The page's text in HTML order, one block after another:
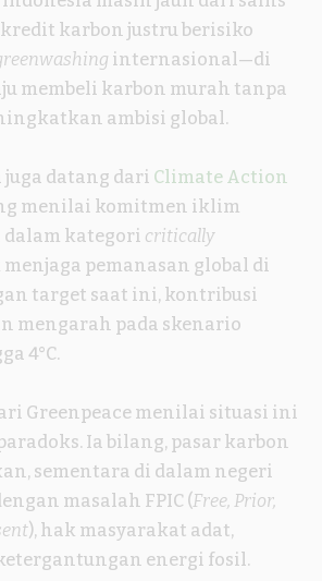
karbon justru berisiko
internasional—di
membeli karbon murah tanpa
ambisi global.
datang dari Climate Action
menilai komitmen iklim
dalam kategori critically
pemanasan global di
target saat ini, kontribusi
mengarah pada skenario
4°C.
Greenpeace menilai situasi ini
Ia bilang, pasar karbon
sementara di dalam negeri
masalah FPIC (Free, Prior,
), hak masyarakat adat,
energi fosil.